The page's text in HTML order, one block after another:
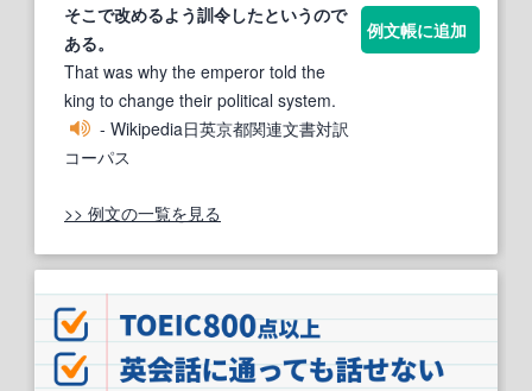
そこで改めるよう訓令したというので
ある。
That was why the emperor told the
king to change their political system.
- Wikipedia日英京都関連文書対訳
コーパス
例文帳に追加
>> 例文の一覧を見る